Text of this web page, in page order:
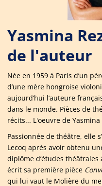
Yasmina
de l'auteur
Née en 1959 à Paris d’un
d’une mère hongroise
aujourd’hui l’auteure
dans le monde. Pièces de
récits... L'oeuvre de
Passionnée de théâtre, elle
Lecoq après avoir obtenu
diplôme d’études
écrit sa première pièce
qui lui vaut le Molière du